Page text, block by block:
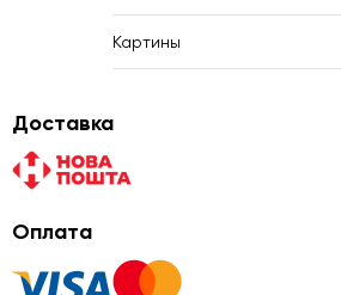
Картины
Доставка
Оплата